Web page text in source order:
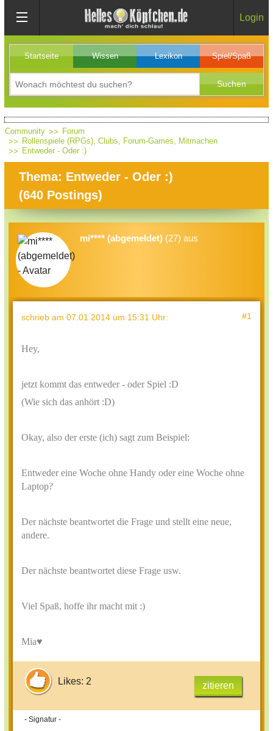
Login
Startseite Wissen Lexikon Spiel/Spaß
Community
Forum
Rollenspiele (RPGs), Clubs, Forum-Games, Mitmachen
Entweder - Oder :)
Thema: Entweder - Oder :)
(640 Postings)
mi**** (abgemeldet) (27) aus
schrieb am 07.01.2014 um 15:31 Uhr: #1
Hey,
jetzt kommt das entweder - oder Spiel :D
(Wie sich das anhört :D)
Okay, also der erste (ich) sagt zum Beispiel:
Entweder eine Woche ohne Handy oder eine Woche ohne
Laptop?
Der nächste beantwortet die Frage und stellt eine neue,
andere.
Der nächste beantwortet diese Frage usw.
Viel Spaß, hoffe ihr macht mit :)
Mia♥
Likes: 2 zitieren
- Signatur -